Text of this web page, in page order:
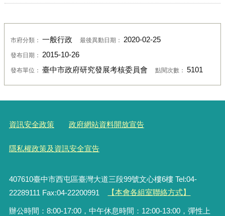
市府分類： 一般行政 最後異動日期： 2020-02-25
發布日期： 2015-10-26
發布單位： 臺中市政府研究發展考核委員會 點閱次數： 5101
資訊安全政策 政府網站資料開放宣告
隱私權政策及資訊安全宣告
407610臺中市西屯區臺灣大道三段99號文心樓6樓 Tel:04-
22289111 Fax:04-22200991
【本會各組室聯絡方式】
辦公時間：8:00-17:00，中午休息時間：12:00-13:00，彈性上